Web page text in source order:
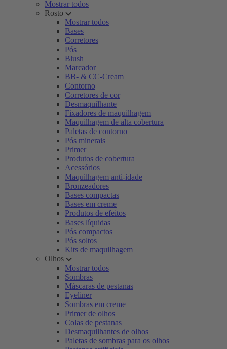
Mostrar todos
Rosto
Mostrar todos
Bases
Corretores
Pós
Blush
Marcador
BB- & CC-Cream
Contorno
Corretores de cor
Desmaquilhante
Fixadores de maquilhagem
Maquilhagem de alta cobertura
Paletas de contorno
Pós minerais
Primer
Produtos de cobertura
Acessórios
Maquilhagem anti-idade
Bronzeadores
Bases compactas
Bases em creme
Produtos de efeitos
Bases líquidas
Pós compactos
Pós soltos
Kits de maquilhagem
Olhos
Mostrar todos
Sombras
Máscaras de pestanas
Eyeliner
Sombras em creme
Primer de olhos
Colas de pestanas
Desmaquilhantes de olhos
Paletas de sombras para os olhos